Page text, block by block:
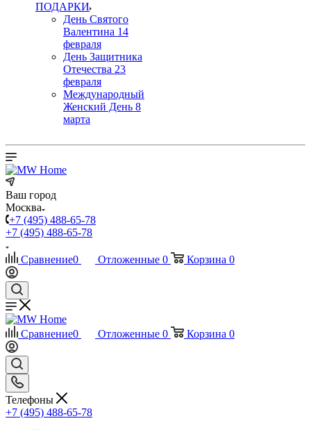
ПОДАРКИ
День Святого
Валентина 14
февраля
День Защитника
Отечества 23
февраля
Международный
Женский День 8
марта
Ваш город
Москва
+7 (495) 488-65-78
+7 (495) 488-65-78
Сравнение0 Отложенные 0 Корзина 0
Сравнение0 Отложенные 0 Корзина 0
Телефоны
+7 (495) 488-65-78